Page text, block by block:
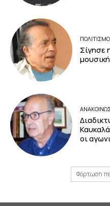
Σίγησε
οι
Φόρτωση